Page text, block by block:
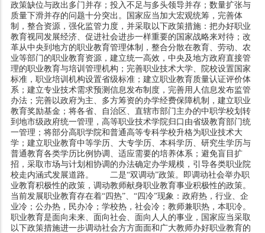
政策缺位与政出多门并存；投入不足与多头领导并存；数量扩张与
质量下滑并存的问题十分突出。国家应当加大宏观统筹，完善体
制，整合资源，强化监管力度，并采取以下政策措施：把办好职业
教育视同发展经济、促进社会进步一样重要的国家战略来对待；改
革从中央到地方的职业教育管理体制，整合分散在教育、劳动、农
业等部门的职业教育资源，建立统一高效，中央及地方政府直接管
理的职业教育与培训管理机构；完善职业技术大学、院校设置国家
标准，职业培训机构设置省级标准；建立职业教育质量认证评价体
系；建立专业技术需求预测信息发布制度，完善用人信息发布监管
办法；完善以政府为主、多方筹资的办学经费保障机制，建立职业
教育奖励基金；将各省、自治区、直辖市部门主办的中职学校划转
到地市级政府统一管理，高等职业技术学院归口由省级教育部门统
一管理；将部分高职学院和普通高等专科学校升格为职业技术大
学；建立职业教育中等学历、大专学历、本科学历、研究生学历与
普通教育各类学历比例协调、适应需要的培养体系；避免盲目扩
招，采取市场与计划相协调的办法确定办学规模，引导各类职业院
校走内涵式发展道路。 二是“双调动”政策。即调动社会举办职
业教育积极性的政策，调动教师献身职业教育事业积极性的政策。
当前发展职业教育存在着“四热”、“四冷”现象：政府热，行业、企
业冷；公办热，民办冷；学校热，社会冷；教师兼职热，本职冷。
职业教育是面向未来、面向社会、面向人人的事业，国家应当采取
以下政策措施进一步调动社会方方面面和广大教师办好职业教育的